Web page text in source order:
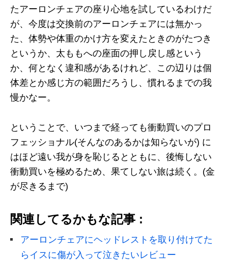
たアーロンチェアの座り心地を試しているわけだ
が、今度は交換前のアーロンチェアには無かっ
た、体勢や体重のかけ方を変えたときのがたつき
というか、太ももへの座面の押し戻し感という
か、何となく違和感があるけれど、この辺りは個
体差とか感じ方の範囲だろうし、慣れるまでの我
慢かなー。
ということで、いつまで経っても衝動買いのプロ
フェッショナル(そんなのあるかは知らないが) に
はほど遠い我が身を恥じるとともに、後悔しない
衝動買いを極めるため、果てしない旅は続く。(金
が尽きるまで)
関連してるかもな記事 :
アーロンチェアにヘッドレストを取り付けてた
らイスに傷が入って泣きたいレビュー